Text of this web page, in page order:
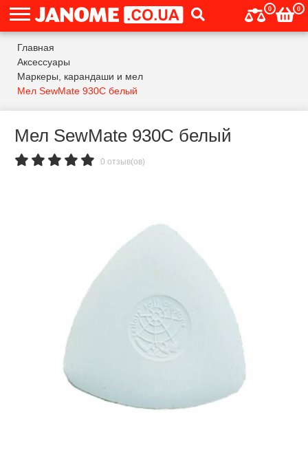
0 0
Главная
Аксессуары
Маркеры, карандаши и мел
Мел SewMate 930C белый
Мел SewMate 930C белый
0 отзыв(ов)